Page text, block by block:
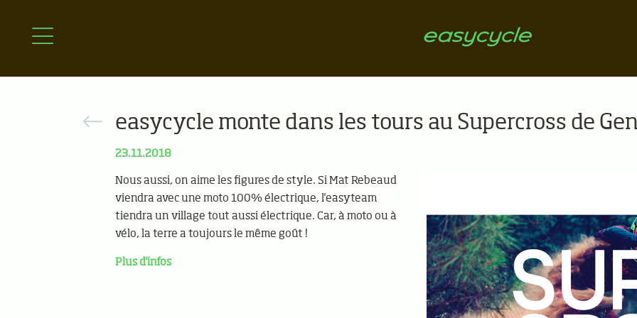
easycycle monte dans les tours au Supercross de
23.11.2018
Nous aussi, on aime les figures de style. Si Mat Rebeaud
viendra avec une moto 100% électrique, l'easyteam
tiendra un village tout aussi électrique. Car, à moto ou à
vélo, la terre a toujours le même goût !
Plus d'infos